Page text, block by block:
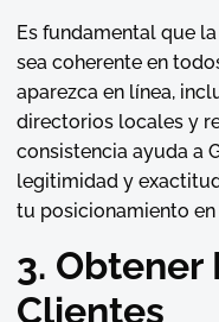
Es fundamental que
sea coherente en
aparezca en línea,
directorios locales y
consistencia ayuda a
legitimidad y
tu posicionamiento
3. Obtener
Clientes